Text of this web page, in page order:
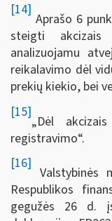
[14]
Aprašo 6
steigti akcizais
analizuojamu
reikalavimo dėl
prekių kiekio, bei
[15]
„Dėl
registravimo“.
[16]
Valstybinės
Respublikos
gegužės 26 d.